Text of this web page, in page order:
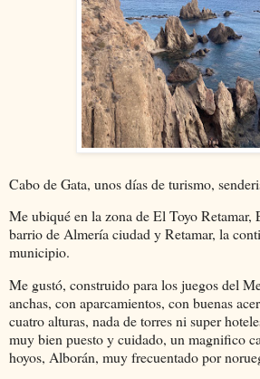
Cabo de Gata, unos días de turismo,
Me ubiqué en la zona de El Toyo Retamar,
barrio de Almería ciudad y Retamar, la
municipio.
Me gustó, construido para los juegos del
anchas, con aparcamientos, con buenas
cuatro alturas, nada de torres ni super
muy bien puesto y cuidado, un magnifico
hoyos, Alborán, muy frecuentado por